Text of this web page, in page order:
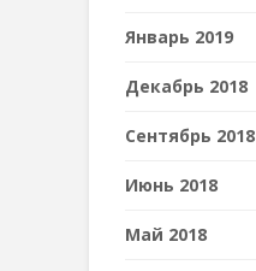
Январь 2019
Декабрь 2018
Сентябрь 2018
Июнь 2018
Май 2018